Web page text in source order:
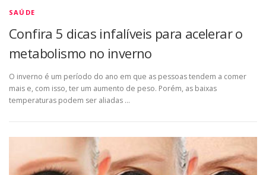
SAÚDE
Confira 5 dicas infalíveis para acelerar o
metabolismo no inverno
O inverno é um período do ano em que as pessoas tendem a comer
mais e, com isso, ter um aumento de peso. Porém, as baixas
temperaturas podem ser aliadas …